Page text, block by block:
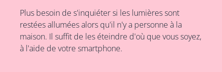
Plus besoin de s'inquiéter si les lumières sont
restées allumées alors qu'il n'y a personne à la
maison. Il suffit de les éteindre d'où que vous soyez,
à l'aide de votre smartphone.